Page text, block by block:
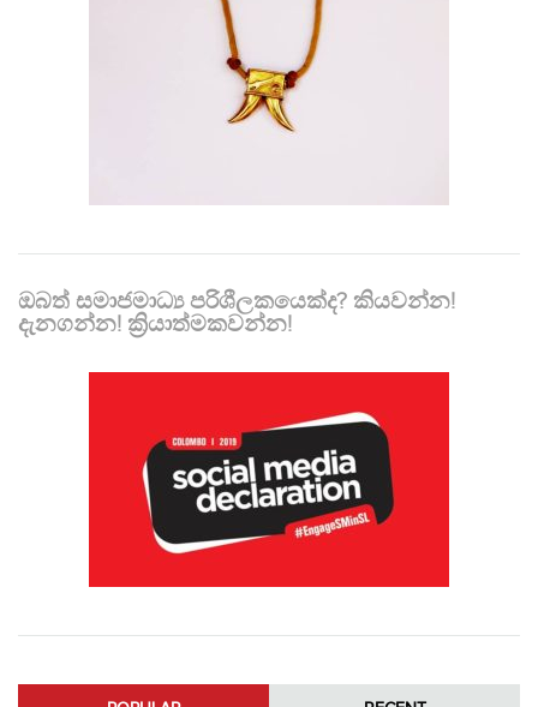
ඔබත් සමාජමාධ්‍ය පරිශීලකයෙක්ද? කියවන්න!
දැනගන්න! ක්‍රියාත්මකවන්න!